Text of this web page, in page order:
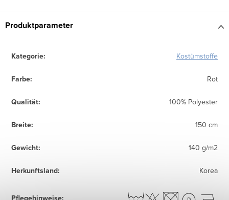
Produktparameter
Kategorie: Kostümstoffe
Farbe: Rot
Qualität: 100% Polyester
Breite: 150 cm
Gewicht: 140 g/m2
Herkunftsland: Korea